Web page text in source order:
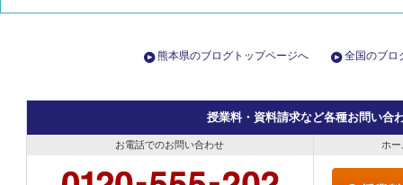
熊本県のブログトップページへ 全国のブロ
授業料・資料請求など各種お問い合
お電話でのお問い合わせ ホ